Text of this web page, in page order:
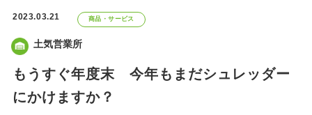
2023.03.21 商品・サービス
土気営業所
もうすぐ年度末 今年もまだシュレッダー
にかけますか？